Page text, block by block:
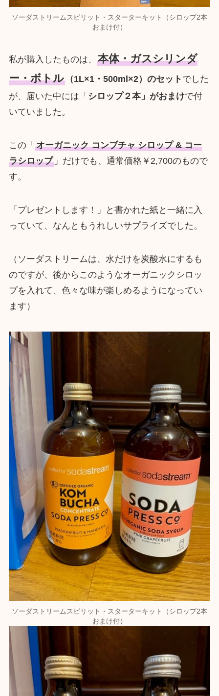
ソーダストリームスピリット・スターターキット（シロップ2本
おまけ付）
私が購入したものは、 本体・ガスシリンダ
ー・ボトル（1L×1・500ml×2）のセット でした
が、届いた中には「 シロップ２本」がおまけで付
いていました。
この「 オーガニック コンブチャ シロップ & コー
ラシロップ」だけでも、通常価格￥2,700のもので
す。
「プレゼントします！」と書かれた紙と一緒に入
っていて、なんともうれしいサプライズでした。
（ソーダストリームは、水だけを炭酸水にするも
のですが、後からこのようなオーガニックシロッ
プを入れて、色々な味が楽しめるようになってい
ます）
ソーダストリームスピリット・スターターキット（シロップ2本
おまけ付）